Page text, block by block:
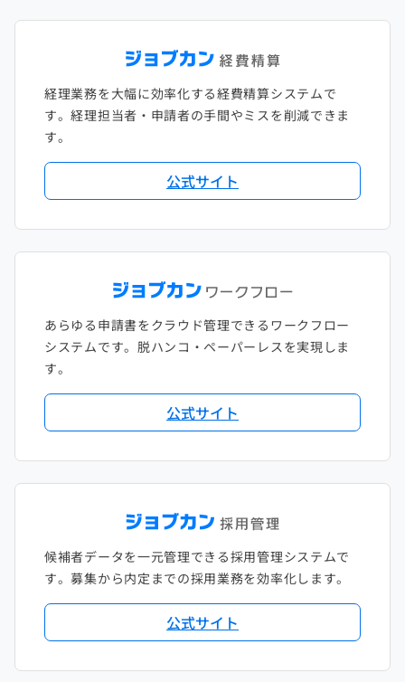
経理業務を大幅に効率化する経費精算システムで
す。経理担当者・申請者の手間やミスを削減できま
す。
公式サイト
あらゆる申請書をクラウド管理できるワークフロー
システムです。脱ハンコ・ペーパーレスを実現しま
す。
公式サイト
候補者データを一元管理できる採用管理システムで
す。募集から内定までの採用業務を効率化します。
公式サイト